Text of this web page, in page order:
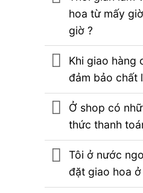
hoa từ mấy
giờ ?
Khi giao hàng
đảm bảo chất
Ở shop có
thức thanh
Tôi ở nước
đặt giao hoa